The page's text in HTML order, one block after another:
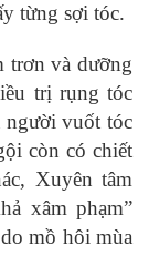
từng sợi tóc.
trơn và dưỡng
trị rụng tóc
người vuốt tóc
còn có chiết
Xuyên tâm
xâm phạm”
mồ hôi mùa